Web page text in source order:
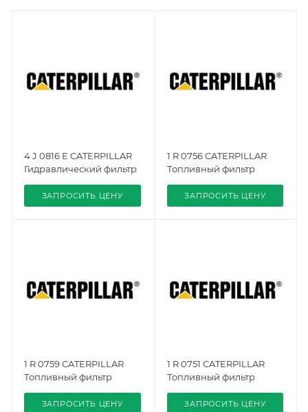
4 J 0816 E CATERPILLAR
Гидравлический фильтр
ЗАПРОСИТЬ ЦЕНУ
1 R 0756 CATERPILLAR
Топливный фильтр
ЗАПРОСИТЬ ЦЕНУ
1 R 0759 CATERPILLAR
Топливный фильтр
ЗАПРОСИТЬ ЦЕНУ
1 R 0751 CATERPILLAR
Топливный фильтр
ЗАПРОСИТЬ ЦЕНУ